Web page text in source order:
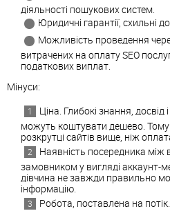
діяльності пошукових систем.
Юридичні гарантії, схильні
Можливість проведення
витрачених на оплату SEO
податкових виплат.
Мінуси:
Ціна. Глибокі знання,
можуть коштувати дешево. Тому
розкрутці сайтів вище, ніж
Наявність посередника між
замовником у вигляді аккаунт-
дівчина не завжди правильно
інформацію.
Робота, поставлена на